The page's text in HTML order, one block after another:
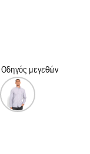
Οδηγός μεγεθών